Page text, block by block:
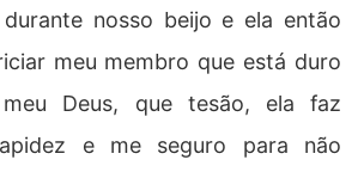
nosso beijo e ela então
meu membro que está duro
Deus, que tesão, ela faz
e me seguro para não